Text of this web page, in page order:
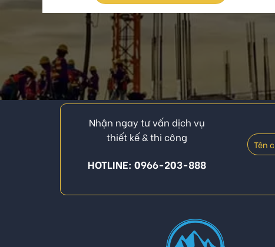
Nhận ngay tư vấn dịch vụ
thiết kế & thi công
HOTLINE: 0966-203-888